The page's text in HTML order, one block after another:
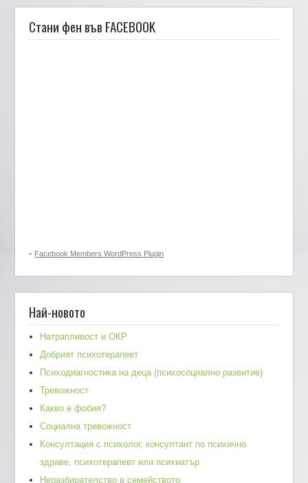
Стани фен във FACEBOOK
- Facebook Members WordPress Plugin
Най-новото
Натрапливост и ОКР
Добрият психотерапевт
Психодиагностика на деца (психосоциално развитие)
Тревожност
Какво е фобия?
Социална тревожност
Консултация с психолог, консултант по психично
здраве, психотерапевт или психиатър
Неразбирателство в семейството